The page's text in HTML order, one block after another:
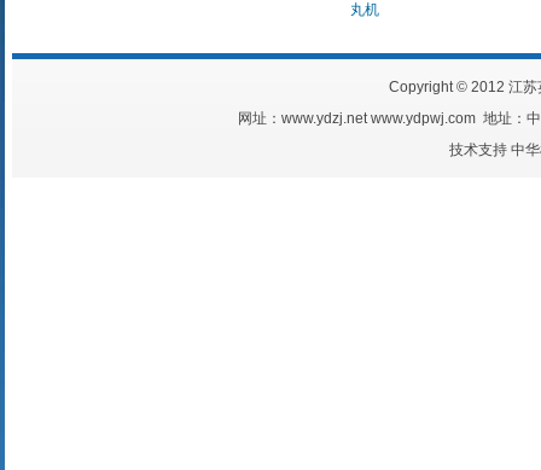
丸机
Copyright © 2012 江苏
网址：www.ydzj.net www.ydpwj.com 地址：
技术支持 中